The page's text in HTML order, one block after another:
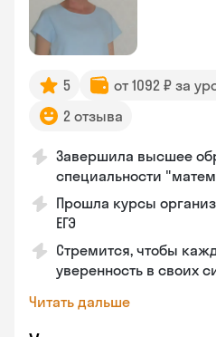
5 от 1092 ₽ за
2 отзыва
Завершила высшее
специальности
Прошла курсы
ЕГЭ
Стремится, чтобы
уверенность в своих
Читать дальше